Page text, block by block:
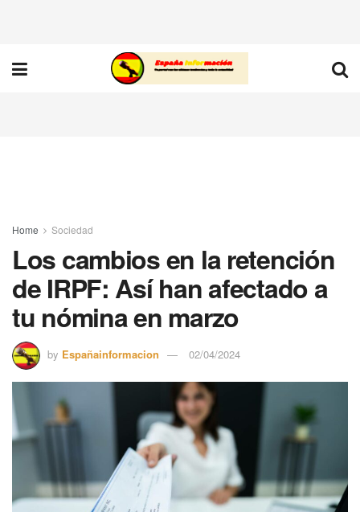
Home Sociedad
Los cambios en la retención
de IRPF: Así han afectado a
tu nómina en marzo
by Españainformacion 02/04/2024